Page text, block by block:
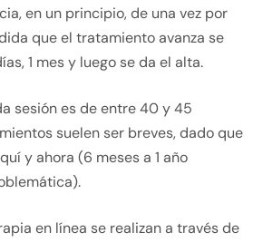
en un principio, de una vez por
que el tratamiento avanza se
1 mes y luego se da el alta.
sesión es de entre 40 y 45
suelen ser breves, dado que
y ahora (6 meses a 1 año
en línea se realizan a través de